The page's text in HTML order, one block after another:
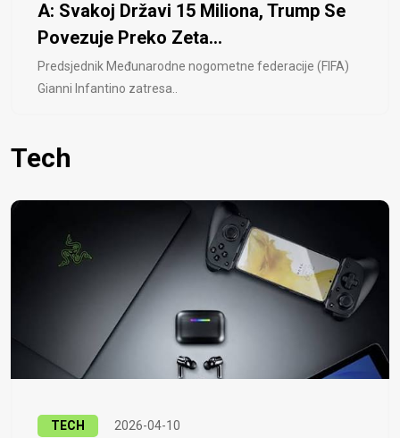
A: Svakoj Državi 15 Miliona, Trump Se
Povezuje Preko Zeta...
Predsjednik Međunarodne nogometne federacije (FIFA)
Gianni Infantino zatresa..
Tech
TECH 2026-04-10